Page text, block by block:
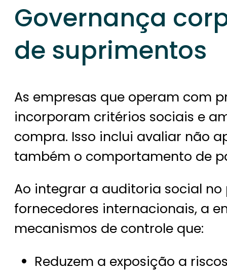
Governança
de suprimentos
As empresas que operam com
incorporam critérios sociais e
compra. Isso inclui avaliar não
também o comportamento de
Ao integrar a auditoria social
fornecedores internacionais, a
mecanismos de controle que:
Reduzem a exposição a